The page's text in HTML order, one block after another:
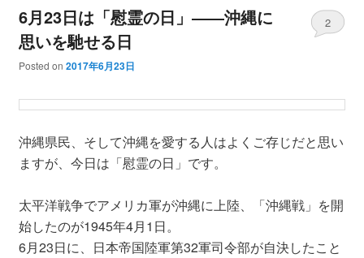
6月23日は「慰霊の日」――沖縄に
思いを馳せる日
Posted on 2017年6月23日
2
沖縄県民、そして沖縄を愛する人はよくご存じだと思い
ますが、今日は「慰霊の日」です。
太平洋戦争でアメリカ軍が沖縄に上陸、「沖縄戦」を開
始したのが1945年4月1日。
6月23日に、日本帝国陸軍第32軍司令部が自決したこと